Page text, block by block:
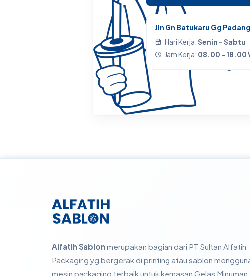
Jln Gn Batukaru Gg
Hari Kerja:Senin - Sabtu
Jam Kerja: 08.00 - 18.00
Alfatih Sablon merupakan bagian dari PT Sultan Alfatih
Packaging yg bergerak di printing atau sablon
mesin packaging terbaik untuk kemasan Gelas Minuman